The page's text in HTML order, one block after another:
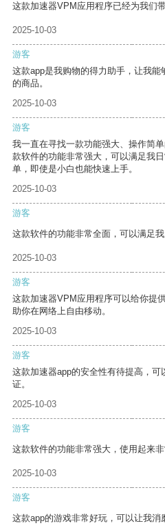
这款加速器VPM应用程序已经为我们
2025-10-03
游客
这款app是我购物的得力助手，让我
的商品。
2025-10-03
游客
我一直在寻找一款功能强大、操作简
款软件的功能非常强大，可以满足我
单，即使是小白也能快速上手。
2025-10-03
游客
这款软件的功能非常全面，可以满足我
2025-10-03
游客
这款加速器VPM应用程序可以给你提
助你在网络上自由移动。
2025-10-03
游客
这款加速器app的安全性有待提高，
证。
2025-10-03
游客
这款软件的功能非常强大，使用起来非
2025-10-03
游客
这款app的游戏非常好玩，可以让我消